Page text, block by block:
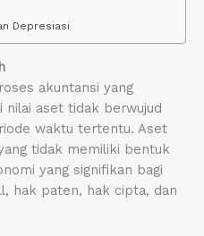
Depresiasi
akuntansi yang
nilai aset tidak berwujud
waktu tertentu. Aset
tidak memiliki bentuk
yang signifikan bagi
hak paten, hak cipta, dan